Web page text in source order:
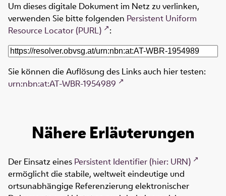
Um dieses digitale Dokument im Netz zu verlinken,
verwenden Sie bitte folgenden Persistent Uniform
Resource Locator (PURL)
:
Sie können die Auflösung des Links auch hier testen:
urn:nbn:at:AT-WBR-1954989
Nähere Erläuterungen
Der Einsatz eines Persistent Identifier (hier: URN)
ermöglicht die stabile, weltweit eindeutige und
ortsunabhängige Referenzierung elektronischer